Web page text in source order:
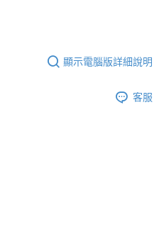
顯示電腦版詳細說明
客服